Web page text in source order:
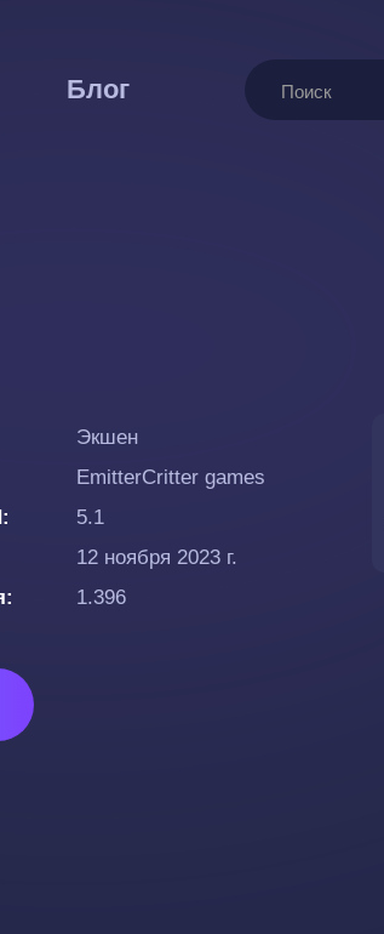
Блог Поиск
Экшен
EmitterCritter games
5.1
12 ноября 2023 г.
1.396